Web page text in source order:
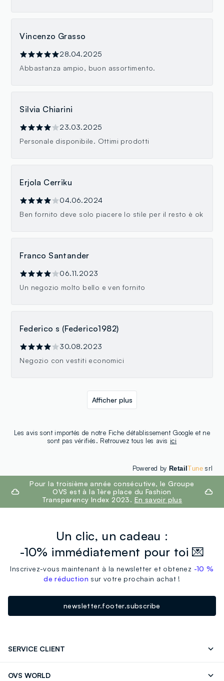
Vincenzo Grasso
28.04.2025
Abbastanza ampio, buon assortimento.
Silvia Chiarini
23.03.2025
Personale disponibile. Ottimi prodotti
Erjola Cerriku
04.06.2024
Ben fornito deve solo piacere lo stile per il resto è ok
Franco Santander
06.11.2023
Un negozio molto bello e ven fornito
Federico s (Federico1982)
30.08.2023
Negozio con vestiti economici
Les avis sont importés de notre Fiche détablissement Google et ne
sont pas vérifiés. Retrouvez tous les avis ici
Afficher plus
Powered by RetailTunesrl
footer.ariatitlePour la troisième année consécutive, le Groupe
OVS est à la 1ère place du Fashion
Transparency Index 2023. En savoir plus
Un clic, un cadeau :
-10% immédiatement pour toi 💌
Inscrivez-vous maintenant à la newsletter et obtenez -10 %
de réduction sur votre prochain achat !
newsletter.footer.subscribe
SERVICE CLIENT
OVS WORLD